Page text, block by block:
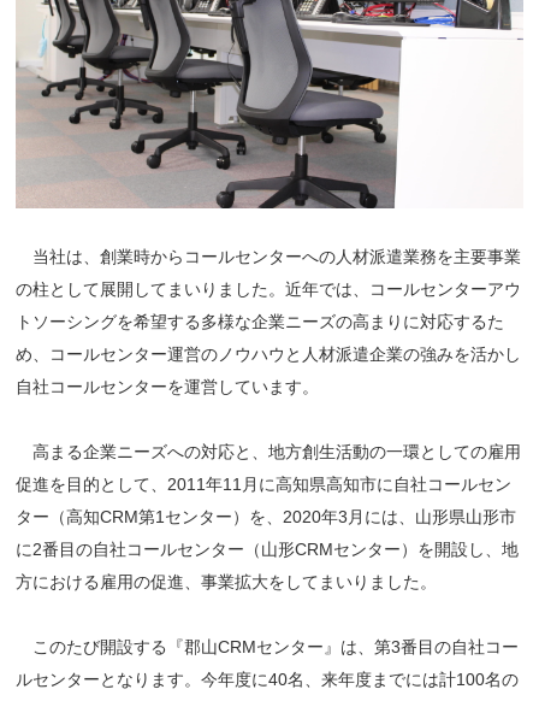
当社は、創業時からコールセンターへの人材派遣業務を主要事業
の柱として展開してまいりました。近年では、コールセンターアウ
トソーシングを希望する多様な企業ニーズの高まりに対応するた
め、コールセンター運営のノウハウと人材派遣企業の強みを活かし
自社コールセンターを運営しています。
高まる企業ニーズへの対応と、地方創生活動の一環としての雇用
促進を目的として、2011年11月に高知県高知市に自社コールセン
ター（高知CRM第1センター）を、2020年3月には、山形県山形市
に2番目の自社コールセンター（山形CRMセンター）を開設し、地
方における雇用の促進、事業拡大をしてまいりました。
このたび開設する『郡山CRMセンター』は、第3番目の自社コー
ルセンターとなります。今年度に40名、来年度までには計100名の